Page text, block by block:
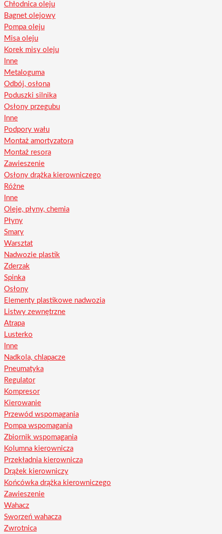
Chłodnica oleju
Bagnet olejowy
Pompa oleju
Misa oleju
Korek misy oleju
Inne
Metaloguma
Odbój, osłona
Poduszki silnika
Osłony przegubu
Inne
Podpory wału
Montaż amortyzatora
Montaż resora
Zawieszenie
Osłony drążka kierowniczego
Różne
Inne
Oleje, płyny, chemia
Płyny
Smary
Warsztat
Nadwozie plastik
Zderzak
Spinka
Osłony
Elementy plastikowe nadwozia
Listwy zewnętrzne
Atrapa
Lusterko
Inne
Nadkola, chlapacze
Pneumatyka
Regulator
Kompresor
Kierowanie
Przewód wspomagania
Pompa wspomagania
Zbiornik wspomagania
Kolumna kierownicza
Przekładnia kierownicza
Drążek kierowniczy
Końcówka drążka kierowniczego
Zawieszenie
Wahacz
Sworzeń wahacza
Zwrotnica